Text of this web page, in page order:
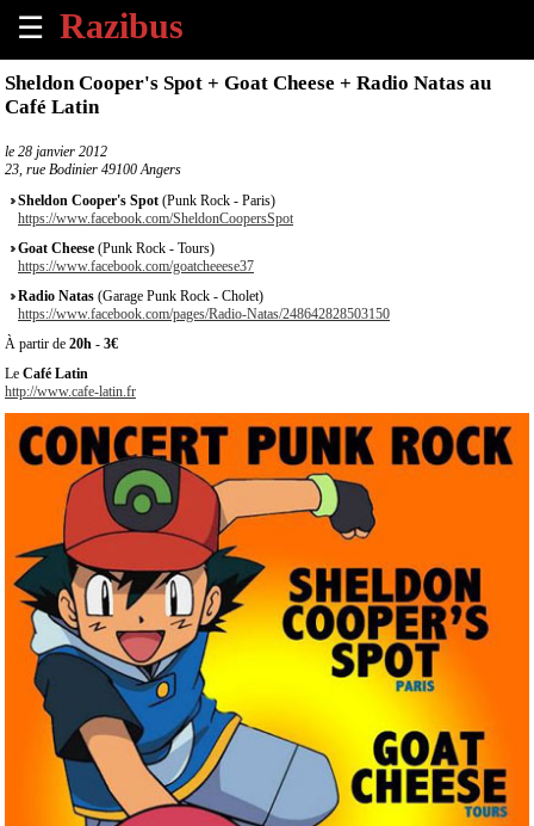
☰
×
Accueil
Tous
les
évènements
venir
Annoncer
un
Contact
À
propos
Sheldon Cooper's Spot + Goat Cheese + Radio Natas au
Café Latin
le 28 janvier 2012
23, rue Bodinier 49100 Angers
Sheldon Cooper's Spot (Punk Rock - Paris)
https://www.facebook.com/SheldonCoopersSpot
Goat Cheese (Punk Rock - Tours)
https://www.facebook.com/goatcheeese37
Radio Natas (Garage Punk Rock - Cholet)
https://www.facebook.com/pages/Radio-Natas/248642828503150
À partir de 20h - 3€
Le Café Latin
http://www.cafe-latin.fr